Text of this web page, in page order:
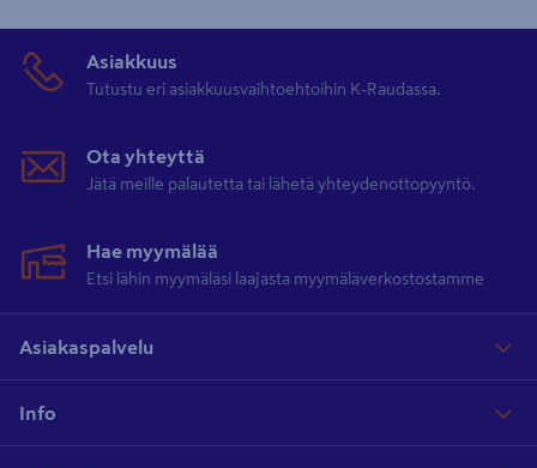
Asiakkuus
Tutustu eri asiakkuusvaihtoehtoihin K-Raudassa.
Ota yhteyttä
Jätä meille palautetta tai lähetä yhteydenottopyyntö.
Hae myymälää
Etsi lähin myymäläsi laajasta myymäläverkostostamme
Asiakaspalvelu
Info